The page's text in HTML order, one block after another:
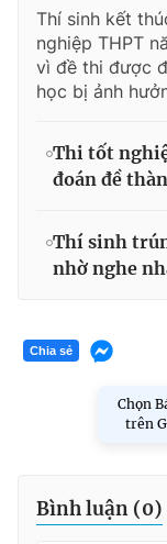
Thí sinh kết
nghiệp THPT
vì đề thi được
học bị ảnh
Thi tốt
đoán đề
Thí sinh
nhờ nghe
Chia sẻ
Chọn
trên
Bình luận (0)